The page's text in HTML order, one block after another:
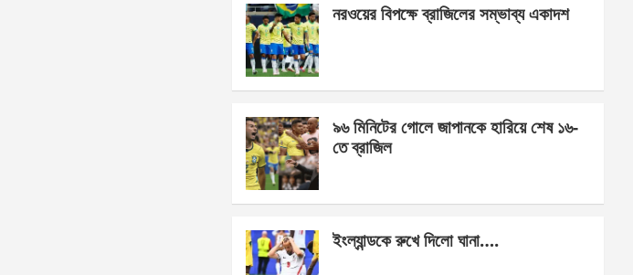
b
o
o
k
n
g
er
s
e
নরওয়ের বিপক্ষে ব্রাজিলের সম্ভাব্য একাদশ
৯৬ মিনিটের গোলে জাপানকে হারিয়ে শেষ ১৬-
তে ব্রাজিল
ইংল্যান্ডকে রুখে দিলো ঘানা….